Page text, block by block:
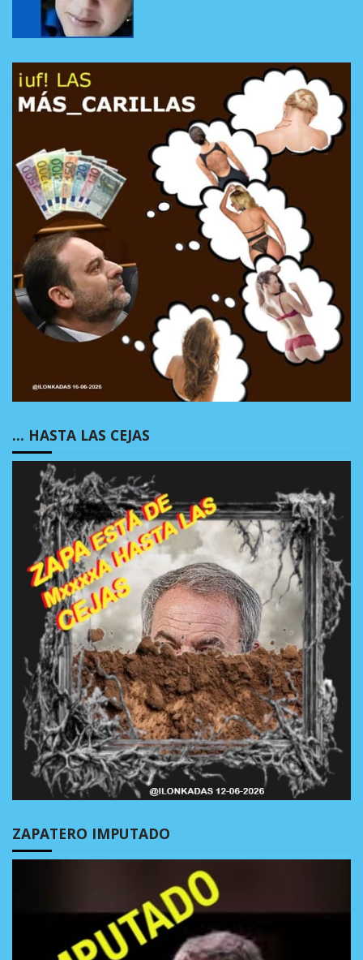
… HASTA LAS CEJAS
ZAPATERO IMPUTADO